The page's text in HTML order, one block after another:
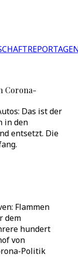
Corona-
Das ist der
in den
entsetzt. Die
Flammen
dem
hundert
von
Politik